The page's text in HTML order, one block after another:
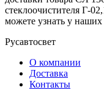
стеклоочистителя Г-
можете узнать у
Русавтосвет
О компании
Доставка
Контакты